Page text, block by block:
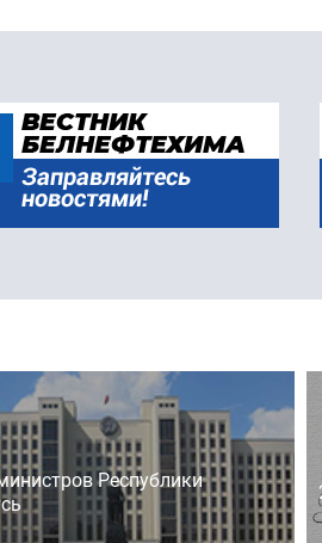
Республики